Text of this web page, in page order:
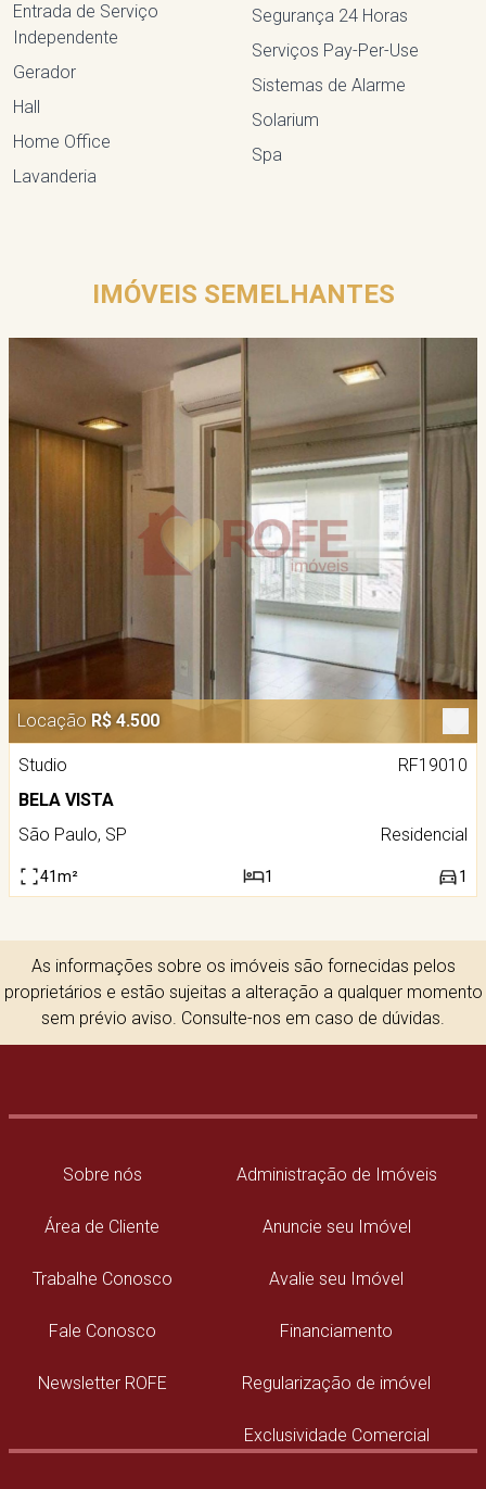
Entrada de Serviço
Independente
Gerador
Hall
Home Office
Lavanderia
Segurança 24 Horas
Serviços Pay-Per-Use
Sistemas de Alarme
Solarium
Spa
IMÓVEIS SEMELHANTES
Locação R$ 4.500
Studio
RF19010
BELA VISTA
São Paulo, SP
Residencial
41m² 1 1
As informações sobre os imóveis são fornecidas pelos
proprietários e estão sujeitas a alteração a qualquer momento
sem prévio aviso. Consulte-nos em caso de dúvidas.
Sobre nós
Área de Cliente
Trabalhe Conosco
Fale Conosco
Newsletter ROFE
Administração de Imóveis
Anuncie seu Imóvel
Avalie seu Imóvel
Financiamento
Regularização de imóvel
Exclusividade Comercial